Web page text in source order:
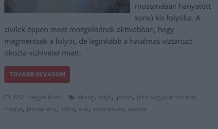
mostanában hányatott
sorsú kis folyóba. A
civilek éppen most mozgolódnak aktívabban, hogy
megmentsék a folyót, de leginkább a hatalmas víztározó
okozta vízkivétel miatt.
TOVÁBB OLVASOM
JNSZ megyei hírek ahang, folyó, ijesztő, Jász-Nagykun Szolnok
megye, Jászberény, kőhíd, olaj, szennyezés, zagyva